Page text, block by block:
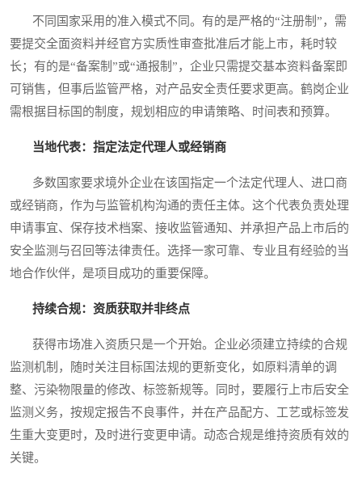
不同国家采用的准入模式不同。有的是严格的“注册制”，需
要提交全面资料并经官方实质性审查批准后才能上市，耗时较
长；有的是“备案制”或“通报制”，企业只需提交基本资料备案即
可销售，但事后监管严格，对产品安全责任要求更高。鹤岗企业
需根据目标国的制度，规划相应的申请策略、时间表和预算。
当地代表：指定法定代理人或经销商
多数国家要求境外企业在该国指定一个法定代理人、进口商
或经销商，作为与监管机构沟通的责任主体。这个代表负责处理
申请事宜、保存技术档案、接收监管通知、并承担产品上市后的
安全监测与召回等法律责任。选择一家可靠、专业且有经验的当
地合作伙伴，是项目成功的重要保障。
持续合规：资质获取并非终点
获得市场准入资质只是一个开始。企业必须建立持续的合规
监测机制，随时关注目标国法规的更新变化，如原料清单的调
整、污染物限量的修改、标签新规等。同时，要履行上市后安全
监测义务，按规定报告不良事件，并在产品配方、工艺或标签发
生重大变更时，及时进行变更申请。动态合规是维持资质有效的
关键。